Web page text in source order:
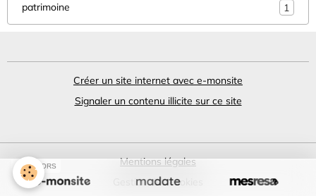
patrimoine 1
Créer un site internet avec e-monsite
Signaler un contenu illicite sur ce site
Mentions légales
Gestion des cookies
SPONSORS